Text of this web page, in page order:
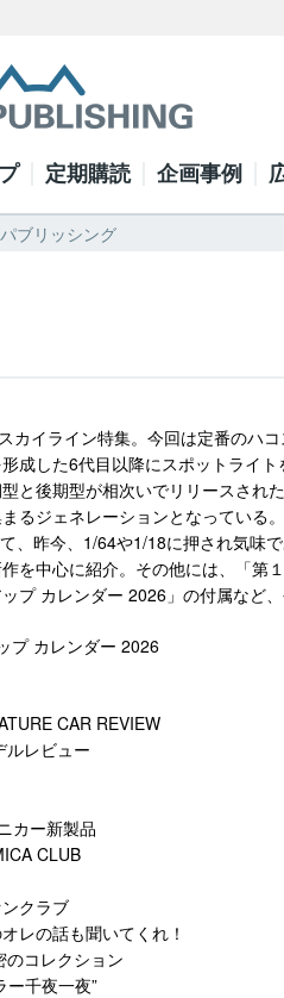
定期購読 企画事例
ブリッシング
カイライン特集。今回は定番のハ
成した6代目以降にスポットライ
と後期型が相次いでリリースされ
るジェネレーションとなっている
、昨今、1/64や1/18に押され気味
を中心に紹介。その他には、「第
プ カレンダー 2026」の付属など
プ カレンダー 2026
CAR REVIEW
ルレビュー
カー新製品
CLUB
クラブ
レの話も聞いてくれ！
のコレクション
ー千夜一夜”